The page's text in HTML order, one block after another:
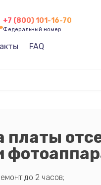
+7 (800) 101-16-70
Федеральный номер
FAQ
платы
до 2 часов;